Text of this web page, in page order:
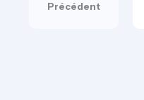
Précédent